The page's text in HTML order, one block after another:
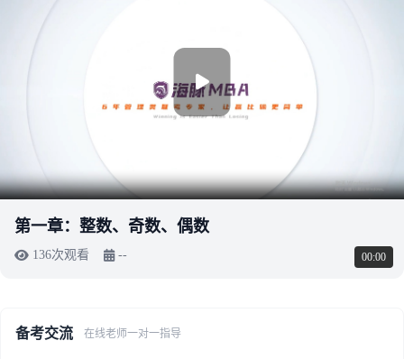
00:00
第一章：整数、奇数、偶数
136次观看 --
备考交流 在线老师一对一指导